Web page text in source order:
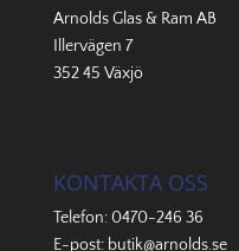
Arnolds Glas & Ram AB
Illervägen 7
352 45 Växjö
KONTAKTA OSS
Telefon:0470-246 36
E-post: butik@arnolds.se